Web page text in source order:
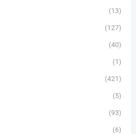
(13)
(127)
(40)
(1)
(421)
(5)
(93)
(6)